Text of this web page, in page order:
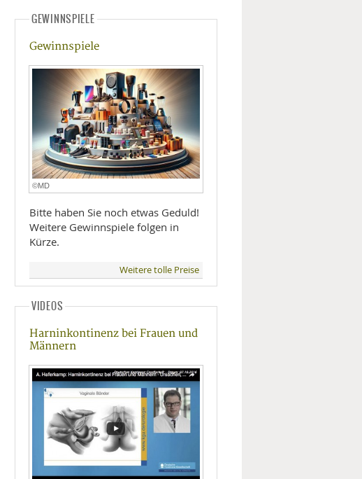
GEWINNSPIELE
Gewinnspiele
©MD
Bitte haben Sie noch etwas Geduld!
Weitere Gewinnspiele folgen in
Kürze.
Weitere tolle Preise
VIDEOS
Harninkontinenz bei Frauen und
Männern